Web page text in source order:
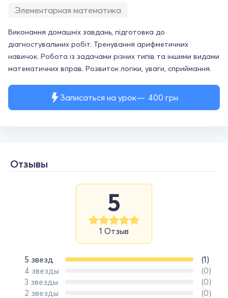
Записаться на урок 400 грн
Элементарная математика
Виконання домашніх завдань, підготовка до
діагностувальних робіт. Тренування арифметичних
навичок. Робота із задачами різних типів та іншими видами
математичних вправ. Розвиток логіки, уваги, сприймання.
Отзывы
5
1 Отзыв
5 звезд
(1)
4 звезды
(0)
3 звезды
(0)
2 звезды
(0)